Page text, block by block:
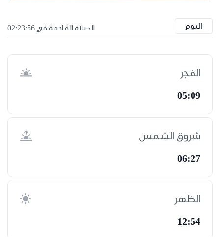
اليوم الصلاة القادمة في 02:23:55
الفجر
05:09
شروق الشمس
06:27
الظهر
12:54